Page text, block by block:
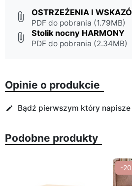
attach_file OSTRZEŻENIA I
PDF do pobrania (1.79MB)
attach_file Stolik nocny HARMONY
PDF do pobrania (2.34MB)
Opinie o produkcie
edit Bądź pierwszym który
Podobne produkty
-